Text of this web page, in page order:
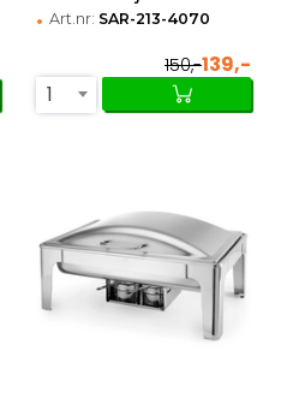
• Art.nr: SAR-213-4070
150,-139,-
1